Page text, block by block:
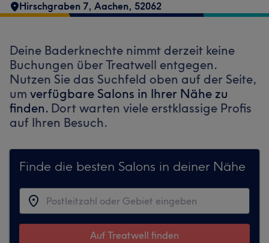
Hirschgraben 7, Aachen, 52062
Deine Baderknechte nimmt derzeit keine
Buchungen über Treatwell entgegen.
Nutzen Sie das Suchfeld oben auf der Seite,
um verfügbare Salons in Ihrer Nähe zu
finden. Dort warten viele erstklassige Profis
auf Ihren Besuch.
Finde die besten Salons in deiner Nähe
Auf Treatwell finden